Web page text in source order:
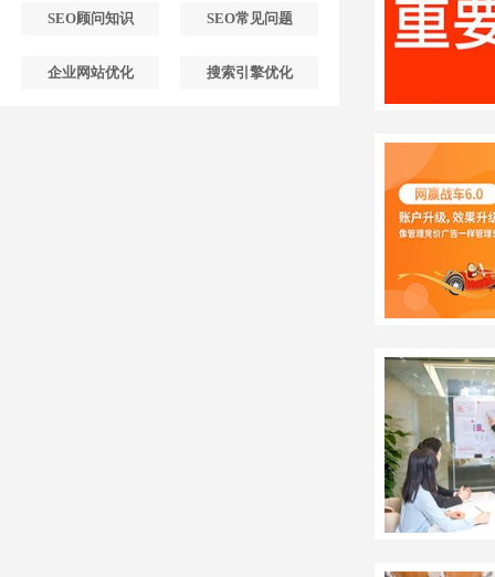
SEO顾问知识 SEO常见问题
企业网站优化 搜索引擎优化